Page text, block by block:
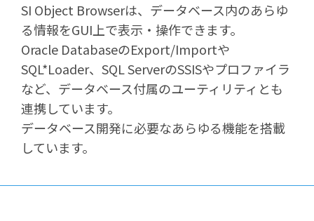
SI Object Browserは、データベース内のあらゆ
る情報をGUI上で表示・操作できます。
Oracle DatabaseのExport/Importや
SQL*Loader、SQL ServerのSSISやプロファイラ
など、データベース付属のユーティリティとも
連携しています。
データベース開発に必要なあらゆる機能を搭載
しています。